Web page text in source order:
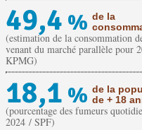
49,4 % de la
(estimation de la consommation
venant du marché parallèle pour
KPMG)
18,1 % de la
de + 18
(pourcentage des fumeurs
2024 / SPF)